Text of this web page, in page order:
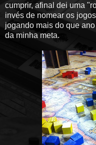
cumprir, afinal dei uma
invés de nomear os
jogando mais do que
da minha meta.